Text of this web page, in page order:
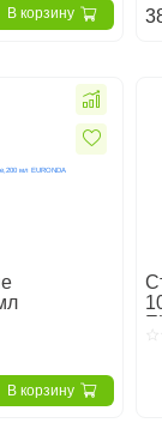
В корзину
В корзину